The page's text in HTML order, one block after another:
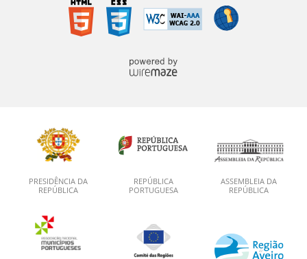
PRESIDÊNCIA DA
REPÚBLICA
REPÚBLICA
PORTUGUESA
ASSEMBLEIA DA
REPÚBLICA